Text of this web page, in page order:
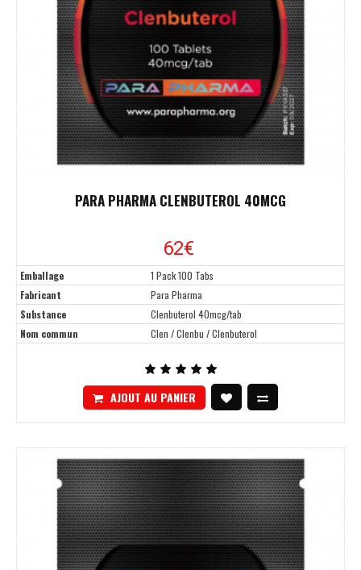
PARA PHARMA CLENBUTEROL 40MCG
62€
Emballage
1 Pack 100 Tabs
Fabricant
Para Pharma
Substance
Clenbuterol 40mcg/tab
Nom commun
Clen / Clenbu / Clenbuterol
AJOUT AU PANIER